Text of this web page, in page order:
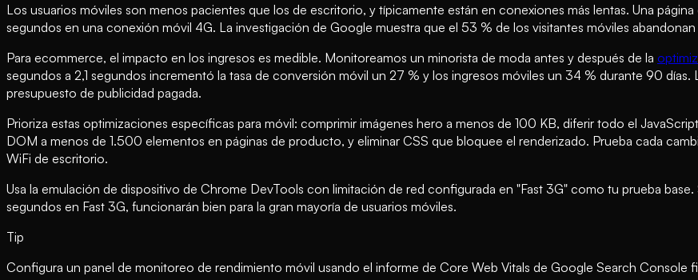
Los usuarios móviles son menos pacientes que los de escritorio, y típicamente están en conexiones más lentas. Una
segundos en una conexión móvil 4G. La investigación de Google muestra que el 53 % de los visitantes móviles
Para ecommerce, el impacto en los ingresos es medible. Monitoreamos un minorista de moda antes y después de la
segundos a 2,1 segundos incrementó la tasa de conversión móvil un 27 % y los ingresos móviles un 34 % durante 90
presupuesto de publicidad pagada.
Prioriza estas optimizaciones específicas para móvil: comprimir imágenes hero a menos de 100 KB, diferir todo el
DOM a menos de 1.500 elementos en páginas de producto, y eliminar CSS que bloquee el renderizado. Prueba cada
WiFi de escritorio.
Usa la emulación de dispositivo de Chrome DevTools con limitación de red configurada en "Fast 3G" como tu prueba
segundos en Fast 3G, funcionarán bien para la gran mayoría de usuarios móviles.
Tip
Configura un panel de monitoreo de rendimiento móvil usando el informe de Core Web Vitals de Google Search Console